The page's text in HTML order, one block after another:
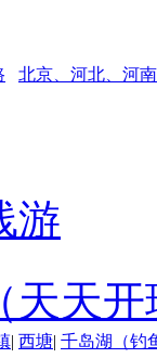
北京、河北、河
游
天天开
| 西塘| 千岛湖（钓